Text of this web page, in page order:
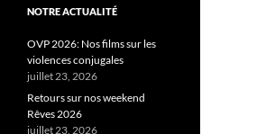
NOTRE ACTUALITÉ
OVP 2026: Nos films sur les
violences conjugales
juillet 23, 2026
Retours sur nos weekend
Rêves 2026
juillet 23, 2026